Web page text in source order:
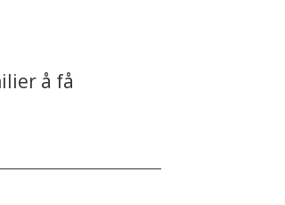
å få